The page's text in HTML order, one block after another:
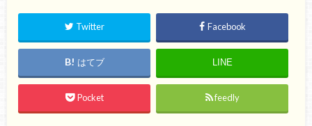
Twitter Facebook
はてブ LINE
Pocket feedly